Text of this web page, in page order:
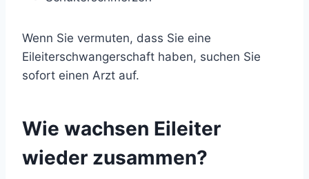
Wenn Sie vermuten, dass Sie eine
Eileiterschwangerschaft haben, suchen Sie
sofort einen Arzt auf.
Wie wachsen Eileiter
wieder zusammen?